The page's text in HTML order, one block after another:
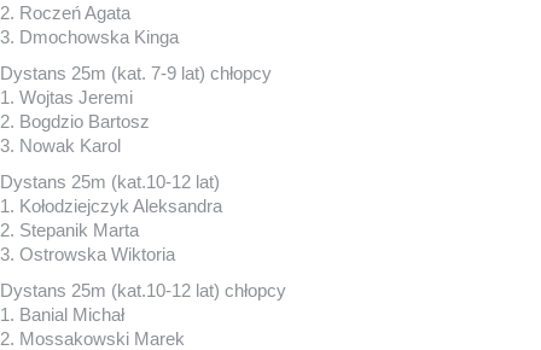
2. Roczeń Agata
3. Dmochowska Kinga
Dystans 25m (kat. 7-9 lat) chłopcy
1. Wojtas Jeremi
2. Bogdzio Bartosz
3. Nowak Karol
Dystans 25m (kat.10-12 lat)
1. Kołodziejczyk Aleksandra
2. Stepanik Marta
3. Ostrowska Wiktoria
Dystans 25m (kat.10-12 lat) chłopcy
1. Banial Michał
2. Mossakowski Marek